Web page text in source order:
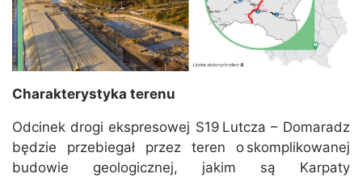
Charakterystyka terenu
Odcinek drogi ekspresowej S19 Lutcza – Domaradz
będzie przebiegał przez teren o skomplikowanej
budowie geologicznej, jakim są Karpaty